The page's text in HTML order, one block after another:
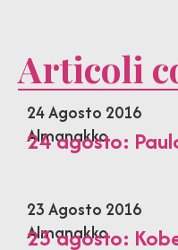
Articoli
24 Agosto 2016
Almanakko
24 agosto:
23 Agosto 2016
Almanakko
23 agosto: